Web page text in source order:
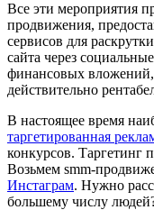
Все эти мероприятия
продвижения,
сервисов для
сайта через
финансовых вложений,
действительно
В настоящее время
таргетированная
конкурсов. Таргетинг
Возьмем smm-
Инстаграм. Нужно
большему числу